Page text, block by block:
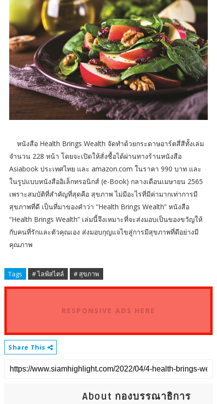
หนังสือ Health Brings Wealth จัดทำด้วยกระดาษอาร์ตสี่สีทั้งเล่ม
จำนวน 228 หน้า โดยจะเปิดให้สั่งซื้อได้ผ่านทางร้านหนังสือ
Asiabook ประเทศไทย และ amazon.com ในราคา 990 บาท และ
ในรูปแบบหนังสืออิเล็กทรอนิกส์ (e-Book) กลางเดือนเมษายน 2565
เพราะสมบัติที่สำคัญที่สุดคือ สุขภาพ ไม่มีอะไรที่มีค่ามากเท่าการมี
สุขภาพที่ดี เป็นที่มาของคำว่า “Health Brings Wealth” หนังสือ
“Health Brings Wealth” เล่มนี้จึงเหมาะที่จะส่งมอบเป็นของขวัญให้
กับคนที่รักและตัวคุณเอง ส่งมอบกุญแจไขสู่การมีสุขภาพที่ดีอย่างมี
คุณภาพ
Tags # ไลฟ์สไตล์ # สุขภาพ
RESPONSIVE ADS HERE
Share This
About กองบรรณาธิการ